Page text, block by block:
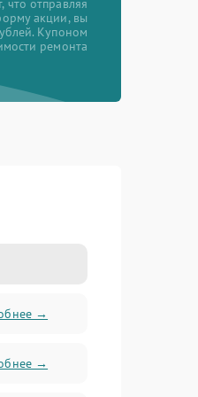
что отправляя
акции, вы
Купоном
ремонта
→
→